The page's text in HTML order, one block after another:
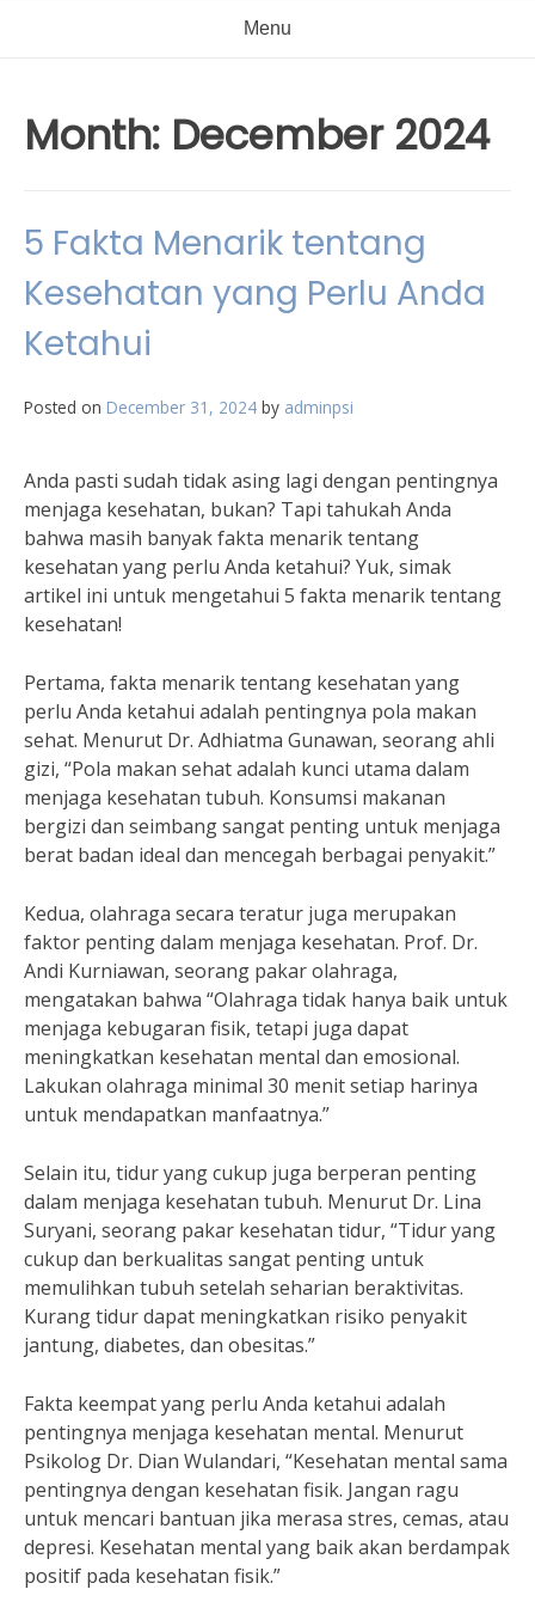
Menu
Month: December 2024
5 Fakta Menarik tentang
Kesehatan yang Perlu Anda
Ketahui
Posted on December 31, 2024 by adminpsi
Anda pasti sudah tidak asing lagi dengan pentingnya
menjaga kesehatan, bukan? Tapi tahukah Anda
bahwa masih banyak fakta menarik tentang
kesehatan yang perlu Anda ketahui? Yuk, simak
artikel ini untuk mengetahui 5 fakta menarik tentang
kesehatan!
Pertama, fakta menarik tentang kesehatan yang
perlu Anda ketahui adalah pentingnya pola makan
sehat. Menurut Dr. Adhiatma Gunawan, seorang ahli
gizi, “Pola makan sehat adalah kunci utama dalam
menjaga kesehatan tubuh. Konsumsi makanan
bergizi dan seimbang sangat penting untuk menjaga
berat badan ideal dan mencegah berbagai penyakit.”
Kedua, olahraga secara teratur juga merupakan
faktor penting dalam menjaga kesehatan. Prof. Dr.
Andi Kurniawan, seorang pakar olahraga,
mengatakan bahwa “Olahraga tidak hanya baik untuk
menjaga kebugaran fisik, tetapi juga dapat
meningkatkan kesehatan mental dan emosional.
Lakukan olahraga minimal 30 menit setiap harinya
untuk mendapatkan manfaatnya.”
Selain itu, tidur yang cukup juga berperan penting
dalam menjaga kesehatan tubuh. Menurut Dr. Lina
Suryani, seorang pakar kesehatan tidur, “Tidur yang
cukup dan berkualitas sangat penting untuk
memulihkan tubuh setelah seharian beraktivitas.
Kurang tidur dapat meningkatkan risiko penyakit
jantung, diabetes, dan obesitas.”
Fakta keempat yang perlu Anda ketahui adalah
pentingnya menjaga kesehatan mental. Menurut
Psikolog Dr. Dian Wulandari, “Kesehatan mental sama
pentingnya dengan kesehatan fisik. Jangan ragu
untuk mencari bantuan jika merasa stres, cemas, atau
depresi. Kesehatan mental yang baik akan berdampak
positif pada kesehatan fisik.”